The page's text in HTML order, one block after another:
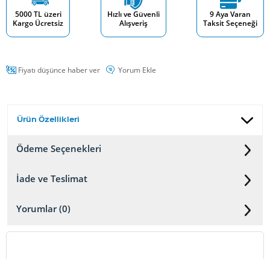
5000 TL üzeri
Kargo Ücretsiz
Hızlı ve Güvenli
Alışveriş
9 Aya Varan
Taksit Seçeneği
Fiyatı düşünce haber ver Yorum Ekle
Ürün Özellikleri
Ödeme Seçenekleri
İade ve Teslimat
Yorumlar (0)